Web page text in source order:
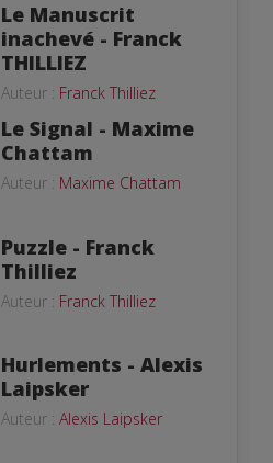
Le Manuscrit
inachevé - Franck
THILLIEZ
Auteur : Franck Thilliez
Le Signal - Maxime
Chattam
Auteur : Maxime Chattam
Puzzle - Franck
Thilliez
Auteur : Franck Thilliez
Hurlements - Alexis
Laipsker
Auteur : Alexis Laipsker